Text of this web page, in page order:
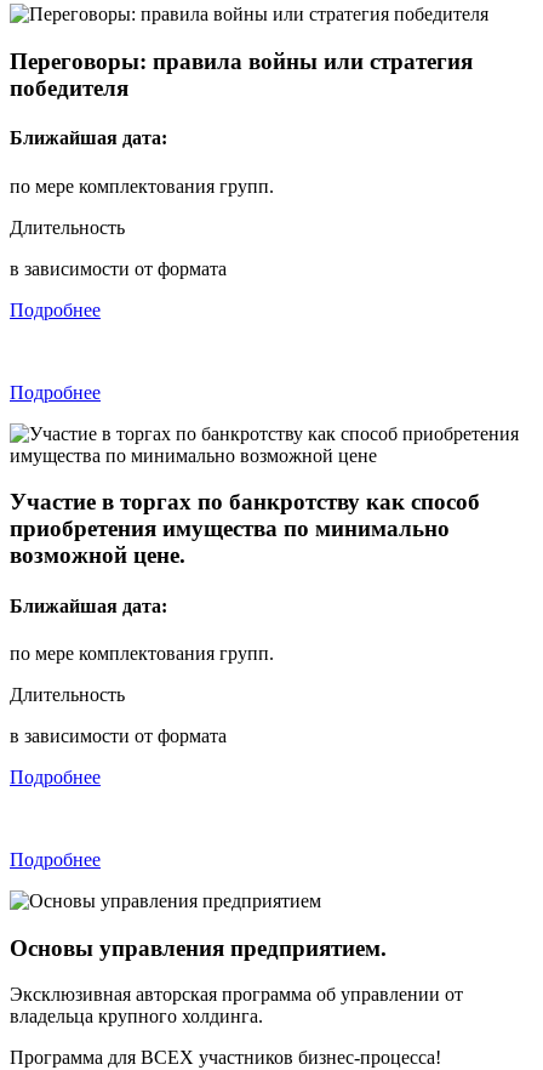
Переговоры: правила войны или стратегия
победителя
Ближайшая дата:
по мере комплектования групп.
Длительность
в зависимости от формата
Подробнее
Подробнее
Участие в торгах по банкротству как способ
приобретения имущества по минимально
возможной цене.
Ближайшая дата:
по мере комплектования групп.
Длительность
в зависимости от формата
Подробнее
Подробнее
Основы управления предприятием.
Эксклюзивная авторская программа об управлении от
владельца крупного холдинга.
Программа для ВСЕХ участников бизнес-процесса!